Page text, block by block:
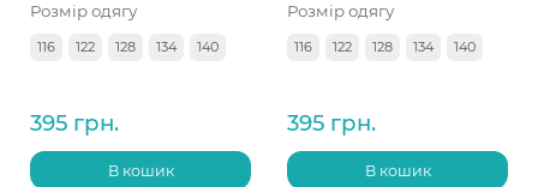
Розмір одягу
116 122 128 134 140
395 грн.
В кошик
Розмір одягу
116 122 128 134 140
395 грн.
В кошик